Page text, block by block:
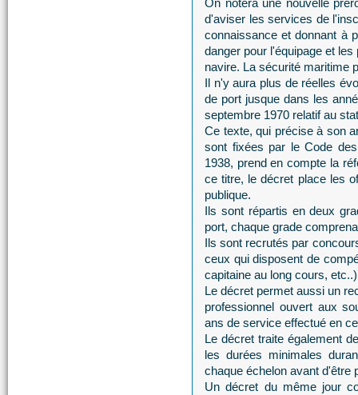
On notera une nouvelle
d'aviser les services de
connaissance et donnant à
danger pour l'équipage et
navire. La sécurité maritime
Il n'y aura plus de réelles
de port jusque dans les
septembre 1970 relatif au
Ce texte, qui précise à son
sont fixées par le Code
1938, prend en compte la
ce titre, le décret place les
publique.
Ils sont répartis en deux
port, chaque grade
Ils sont recrutés par
ceux qui disposent de
capitaine au long cours,
Le décret permet aussi un
professionnel ouvert aux
ans de service effectué en
Le décret traite également
les durées minimales
chaque échelon avant d'être
Un décret du même jour